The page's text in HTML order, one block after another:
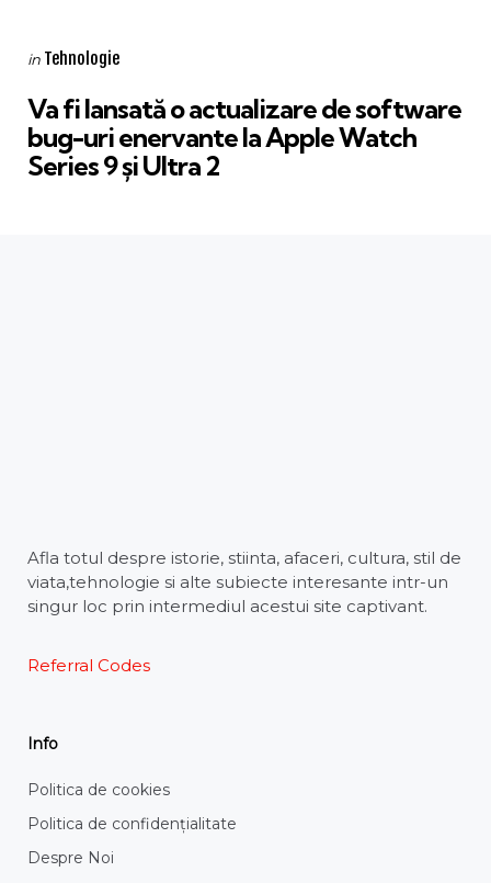
Categories
Posted
in Tehnologie
Va fi lansată o actualizare de software
bug-uri enervante la Apple Watch
Series 9 și Ultra 2
Afla totul despre istorie, stiinta, afaceri, cultura, stil de
viata,tehnologie si alte subiecte interesante intr-un
singur loc prin intermediul acestui site captivant.
Referral Codes
Info
Politica de cookies
Politica de confidențialitate
Despre Noi